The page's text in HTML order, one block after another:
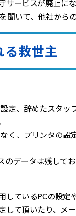
ービスが廃止にな
いて、他社から
る救世主
、辞めたスタッ
く、プリンタの
データは残して
ているPCの設定
て頂いたり、メ